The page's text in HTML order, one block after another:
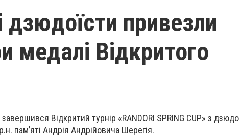
дзюдоїсти привезли
медалі Відкритого
Відкритий турнір «RANDORI SPRING CUP» з
памʼяті Андрія Андрійовича Шерегія.